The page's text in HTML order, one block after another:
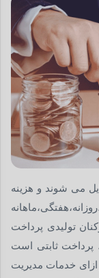
می شوند و هزینه
تولیدی پرداخت
پرداخت ثابتی است
خدمات مدیریت